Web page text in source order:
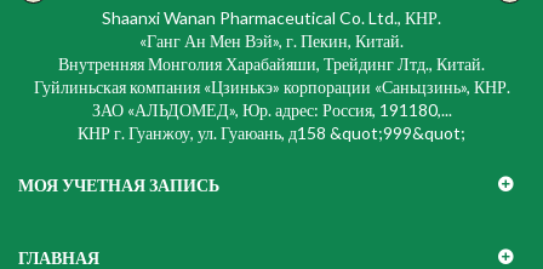
Shaanxi Wanan Pharmaceutical Co. Ltd., КНР.
«Ганг Ан Мен Вэй», г. Пекин, Китай.
Внутренняя Монголия Харабайяши, Трейдинг Лтд., Китай.
Гуйлиньская компания «Цзинькэ» корпорации «Саньцзинь», КНР.
ЗАО «АЛЬДОМЕД», Юр. адрес: Россия, 191180,...
КНР г. Гуанжоу, ул. Гуаюань, д158 &quot;999&quot;
МОЯ УЧЕТНАЯ ЗАПИСЬ
ГЛАВНАЯ